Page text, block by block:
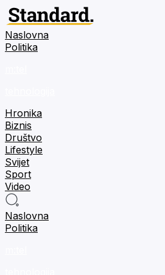
Naslovna
Politika
Hronika
Biznis
Društvo
Lifestyle
Svijet
Sport
Video
Naslovna
Politika